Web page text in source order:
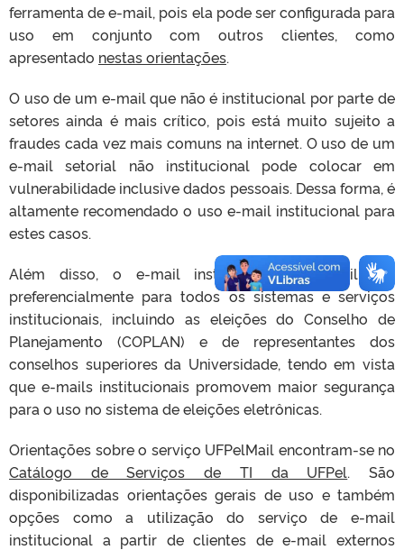
ferramenta de e-mail, pois ela pode ser configurada para
uso em conjunto com outros clientes, como
apresentado nestas orientações.
O uso de um e-mail que não é institucional por parte de
setores ainda é mais crítico, pois está muito sujeito a
fraudes cada vez mais comuns na internet. O uso de um
e-mail setorial não institucional pode colocar em
vulnerabilidade inclusive dados pessoais. Dessa forma, é
altamente recomendado o uso e-mail institucional para
estes casos.
Além disso, o e-mail institucional será utilizado
preferencialmente para todos os sistemas e serviços
institucionais, incluindo as eleições do Conselho de
Planejamento (COPLAN) e de representantes dos
conselhos superiores da Universidade, tendo em vista
que e-mails institucionais promovem maior segurança
para o uso no sistema de eleições eletrônicas.
Orientações sobre o serviço UFPelMail encontram-se no
Catálogo de Serviços de TI da UFPel. São
disponibilizadas orientações gerais de uso e também
opções como a utilização do serviço de e-mail
institucional a partir de clientes de e-mail externos